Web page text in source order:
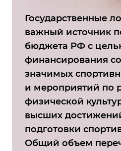
Государственные
важный источник
бюджета РФ с
финансирования
значимых
и мероприятий по
физической
высших
подготовки
Общий объем